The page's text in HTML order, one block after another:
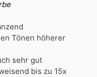
Tönen höherer
sehr gut
bis zu 15x